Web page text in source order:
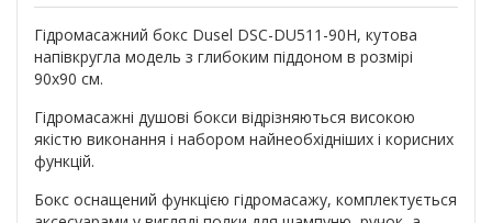
Гідромасажний бокс Dusel DSC-DU511-90H, кутова
напівкругла модель з глибоким піддоном в розмірі
90х90 см.
Гідромасажні душові бокси відрізняються високою
якістю виконання і набором найнеобхідніших і корисних
функцій.
Бокс оснащений функцією гідромасажу, комплектується